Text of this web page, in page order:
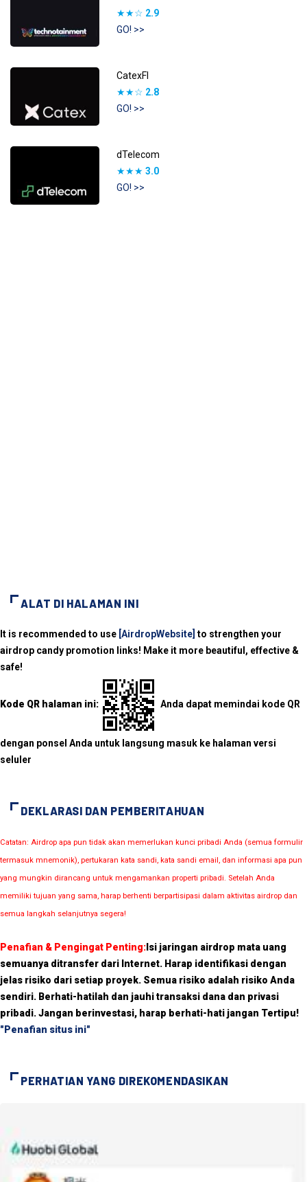
★★☆ 2.9
GO! >>
CatexFI
★★☆ 2.8
GO! >>
dTelecom
★★★ 3.0
GO! >>
ALAT DI HALAMAN INI
It is recommended to use [AirdropWebsite] to strengthen your
airdrop candy promotion links! Make it more beautiful, effective &
safe!
Kode QR halaman ini: Anda dapat memindai kode QR
dengan ponsel Anda untuk langsung masuk ke halaman versi
seluler
DEKLARASI DAN PEMBERITAHUAN
Catatan: Airdrop apa pun tidak akan memerlukan kunci pribadi Anda (semua formulir
termasuk mnemonik), pertukaran kata sandi, kata sandi email, dan informasi apa pun
yang mungkin dirancang untuk mengamankan properti pribadi. Setelah Anda
memiliki tujuan yang sama, harap berhenti berpartisipasi dalam aktivitas airdrop dan
semua langkah selanjutnya segera!
Penafian & Pengingat Penting: Isi jaringan airdrop mata uang
semuanya ditransfer dari Internet. Harap identifikasi dengan
jelas risiko dari setiap proyek. Semua risiko adalah risiko Anda
sendiri. Berhati-hatilah dan jauhi transaksi dana dan privasi
pribadi. Jangan berinvestasi, harap berhati-hati jangan Tertipu!
"Penafian situs ini"
PERHATIAN YANG DIREKOMENDASIKAN